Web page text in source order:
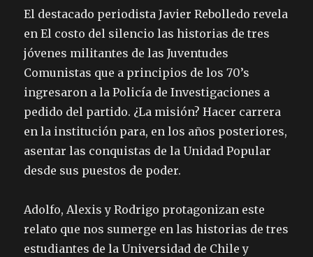
El destacado periodista Javier Rebolledo revela
en El costo del silencio las historias de tres
jóvenes militantes de las Juventudes
Comunistas que a principios de los 70’s
ingresaron a la Policía de Investigaciones a
pedido del partido. ¿La misión? Hacer carrera
en la institución para, en los años posteriores,
asentar las conquistas de la Unidad Popular
desde sus puestos de poder.
Adolfo, Alexis y Rodrigo protagonizan este
relato que nos sumerge en las historias de tres
estudiantes de la Universidad de Chile y